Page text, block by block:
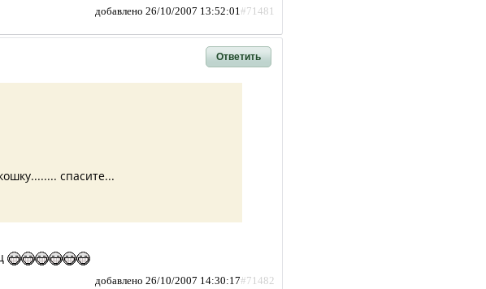
добавлено 26/10/2007 13:52:01#71481
Ответить
спасите...
добавлено 26/10/2007 14:30:17#71482